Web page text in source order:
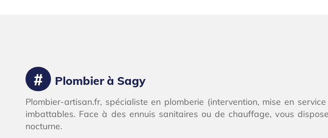
Plombier à Sagy
Plombier-artisan.fr, spécialiste en plomberie (intervention, mise en
imbattables. Face à des ennuis sanitaires ou de chauffage, vous
nocturne.